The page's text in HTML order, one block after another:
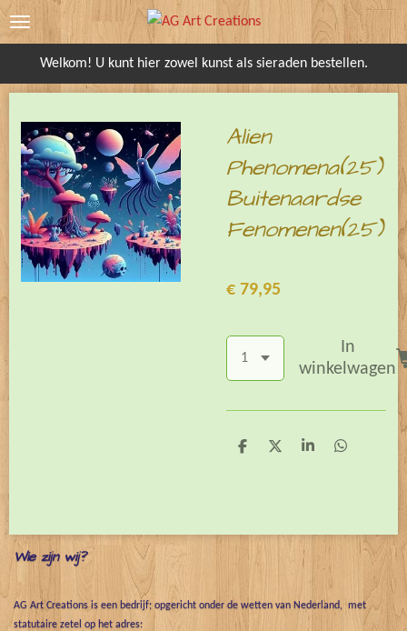
Ga
direct
de
hoofdinhoud
Welkom! U kunt hier zowel kunst als sieraden bestellen.
Alien
Phenomena(25)
Buitenaardse
Fenomenen(25)
€ 79,95
In
winkelwagen
D
D
S
D
Wie zijn wij?
AG Art Creations is een bedrijf; opgericht onder de wetten van Nederland, met
statutaire zetel op het adres: